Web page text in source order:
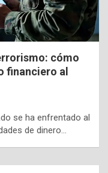
cómo
financiero al
se ha enfrentado al
de dinero…